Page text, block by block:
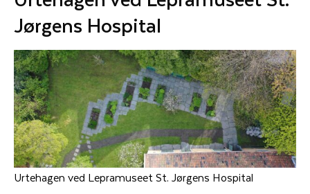
Jørgens Hospital
Urtehagen ved Lepramuseet St. Jørgens Hospital